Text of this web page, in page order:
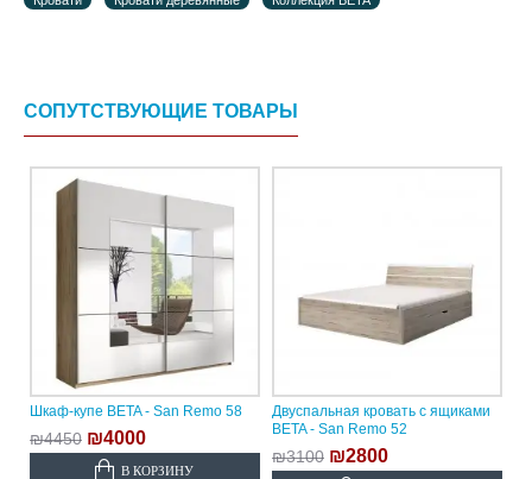
СОПУТСТВУЮЩИЕ ТОВАРЫ
Шкаф-купе BETA - San Remo 58
₪4450 ₪4000
В КОРЗИНУ
Двуспальная кровать с ящиками
BETA - San Remo 52
₪3100 ₪2800